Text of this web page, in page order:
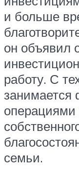
и больше
он объявил
работу. С
операциями
семьи.